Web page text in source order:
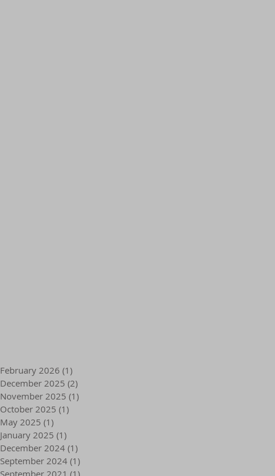
February 2026 (1)
December 2025 (2)
November 2025 (1)
October 2025 (1)
May 2025 (1)
January 2025 (1)
December 2024 (1)
September 2024 (1)
September 2021 (1)